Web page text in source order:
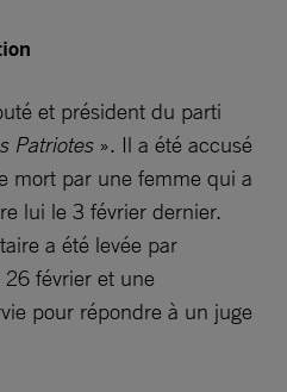
et président du parti
Patriotes». Il a été accusé
mort par une femme qui a
lui le 3 février dernier.
a été levée par
26 février et une
pour répondre à un juge